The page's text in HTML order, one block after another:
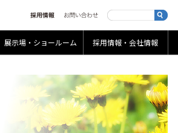
展示場・ショールーム 採用情報・会社情報